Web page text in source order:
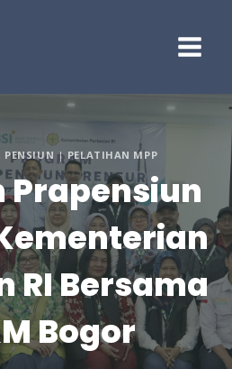
PENSIUN | PELATIHAN MPP
Prapensiun
RI Bersama
Bogor